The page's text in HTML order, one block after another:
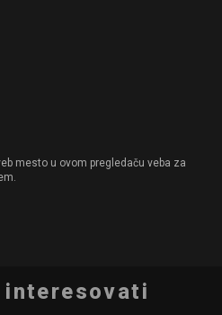
mesto u ovom pregledaču veba za
interesovati